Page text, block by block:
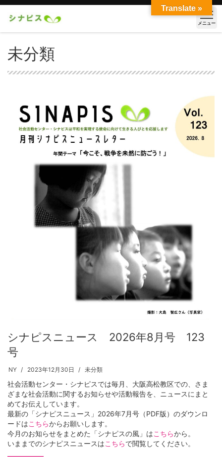
メニュー
未分類
シナピスニュース 2026年8月号 123
号
NY 2023年12月30日 未分類
社会活動センター・シナピスでは毎月、大阪高松教区での、さま
ざまな社会活動に関するお知らせや活動報告を、ニュースにまと
めてお伝えしています。
最新の「シナピスニュース」2026年7月号（PDF版）のダウンロ
ードはこちらからお願いします。
今月のお知らせをまとめた「シナピスの風」はこちらから。
いままでのシナピスニュースはこちらで閲覧してください。
Translate »